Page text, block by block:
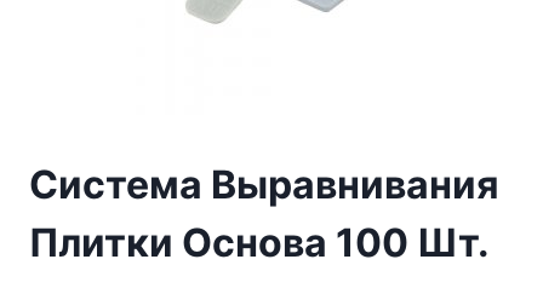
Система Выравнивания
Плитки Основа 100 Шт.